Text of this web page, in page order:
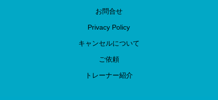
お問合せ
Privacy Policy
キャンセルについて
ご依頼
トレーナー紹介